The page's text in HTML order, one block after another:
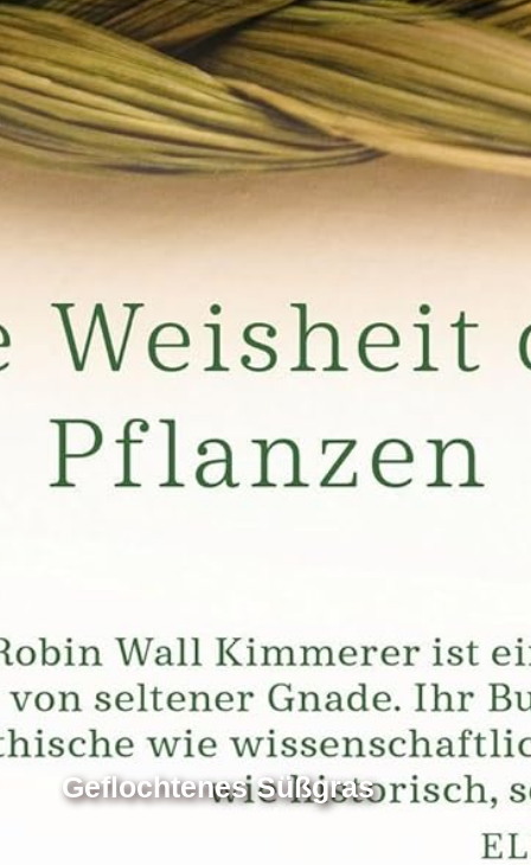
Geflochtenes Süßgras